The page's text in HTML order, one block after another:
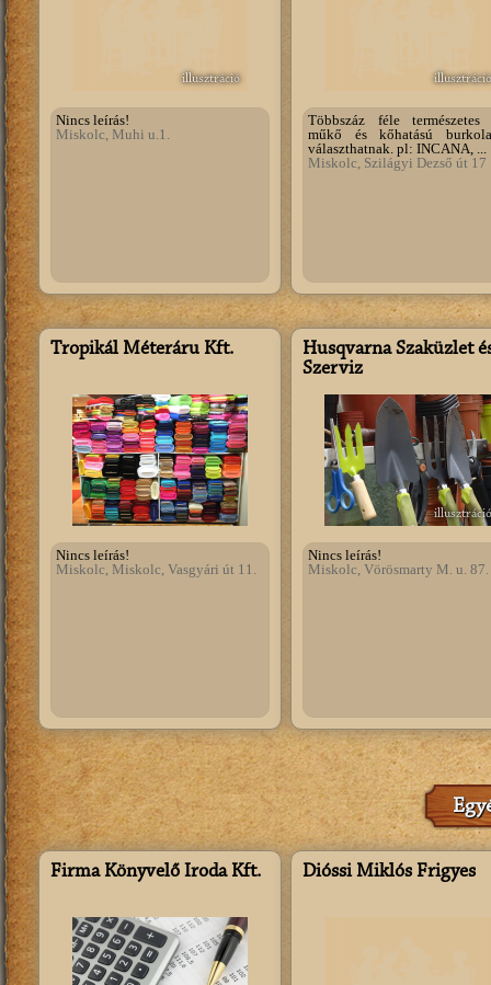
illusztráció
Nincs leírás!
Miskolc, Muhi u.1.
illusztráció
Többszáz féle természetes
műkő és kőhatású
választhatnak. pl: INCANA, ...
Miskolc, Szilágyi Dezső út 17
Tropikál Méteráru Kft.
Nincs leírás!
Miskolc, Miskolc, Vasgyári út 11.
Husqvarna Szaküzlet
Szerviz
illusztráció
Nincs leírás!
Miskolc, Vörösmarty M. u. 87.
Firma Könyvelő Iroda Kft. Dióssi Miklós Frigyes